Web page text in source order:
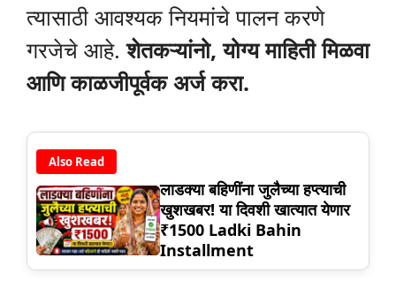
त्यासाठी आवश्यक नियमांचे पालन करणे
गरजेचे आहे.शेतकऱ्यांनो, योग्य माहिती मिळवा
आणि काळजीपूर्वक अर्ज करा.
Also Read
लाडक्या बहिणींना जुलैच्या हप्त्याची
खुशखबर! या दिवशी खात्यात येणार
₹1500 Ladki Bahin
Installment